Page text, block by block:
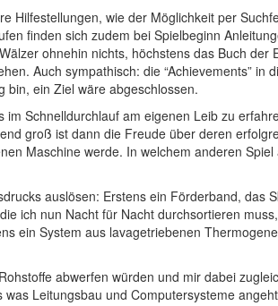
Hilfestellungen, wie der Möglichkeit per
finden sich zudem bei Spielbeginn
ohnehin nichts, höchstens das Buch der
Auch sympathisch: die “Achievements” in
bin, ein Ziel wäre abgeschlossen.
Schnelldurchlauf am eigenen Leib zu
groß ist dann die Freude über deren
Maschine werde. In welchem anderen
auslösen: Erstens ein Förderband, das
ich nun Nacht für Nacht durchsortieren
ein System aus lavagetriebenen
abwerfen würden und mir dabei
Leitungsbau und Computersysteme